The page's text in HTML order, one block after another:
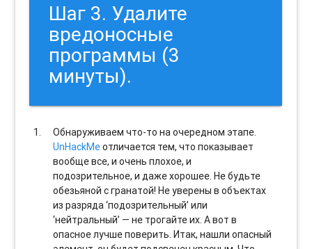
Шаг 3. Удалите
вредоносные
программы (3
минуты).
Обнаруживаем что-то на очередном этапе.
UnHackMeотличается тем, что показывает
вообще все, и очень плохое, и
подозрительное, и даже хорошее. Не будьте
обезьяной с гранатой! Не уверены в объектах
из разряда ‘подозрительный’ или
‘нейтральный’ — не трогайте их. А вот в
опасное лучше поверить. Итак, нашли опасный